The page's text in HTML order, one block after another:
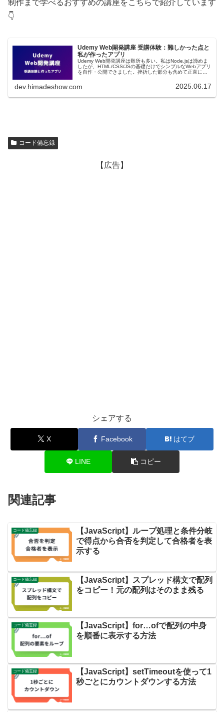
制作まで学べるおすすめの講座をこちらで紹介しています
👇
Udemy Web開発講座 受講体験：難しかった点と
私が作ったアプリ
Udemy Web開発講座は難所も多い。私はNode.jsは諦めま
したが、HTML/CSS/JSの基礎だけでシンプルなWebアプリ
を自作・公開できました。挫折した部分も含めて正直にレ
dev.himadeshow.com 2025.06.17
コード備忘録
【広告】
シェアする
X Facebook はてブ
LINE コピー
関連記事
コード備忘録
【JavaScript】ループ処理と条件分岐
で得点から合否を判定して合格者を表
示する
コード備忘録
【JavaScript】スプレッド構文で配列
をコピー！元の配列はそのまま残る
コード備忘録
【JavaScript】for…ofで配列の中身
を順番に表示する方法
コード備忘録
【JavaScript】setTimeoutを使って1
秒ごとにカウントダウンする方法